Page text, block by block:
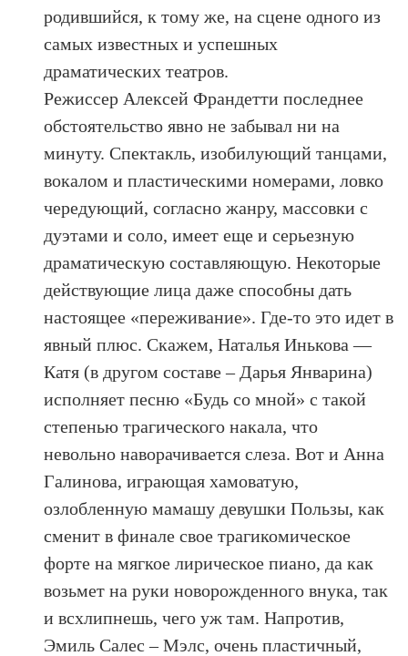
родившийся, к тому же, на сцене одного из
самых известных и успешных
драматических театров.
Режиссер Алексей Франдетти последнее
обстоятельство явно не забывал ни на
минуту. Спектакль, изобилующий танцами,
вокалом и пластическими номерами, ловко
чередующий, согласно жанру, массовки с
дуэтами и соло, имеет еще и серьезную
драматическую составляющую. Некоторые
действующие лица даже способны дать
настоящее «переживание». Где-то это идет в
явный плюс. Скажем, Наталья Инькова —
Катя (в другом составе – Дарья Январина)
исполняет песню «Будь со мной» с такой
степенью трагического накала, что
невольно наворачивается слеза. Вот и Анна
Галинова, играющая хамоватую,
озлобленную мамашу девушки Пользы, как
сменит в финале свое трагикомическое
форте на мягкое лирическое пиано, да как
возьмет на руки новорожденного внука, так
и всхлипнешь, чего уж там. Напротив,
Эмиль Салес – Мэлс, очень пластичный,